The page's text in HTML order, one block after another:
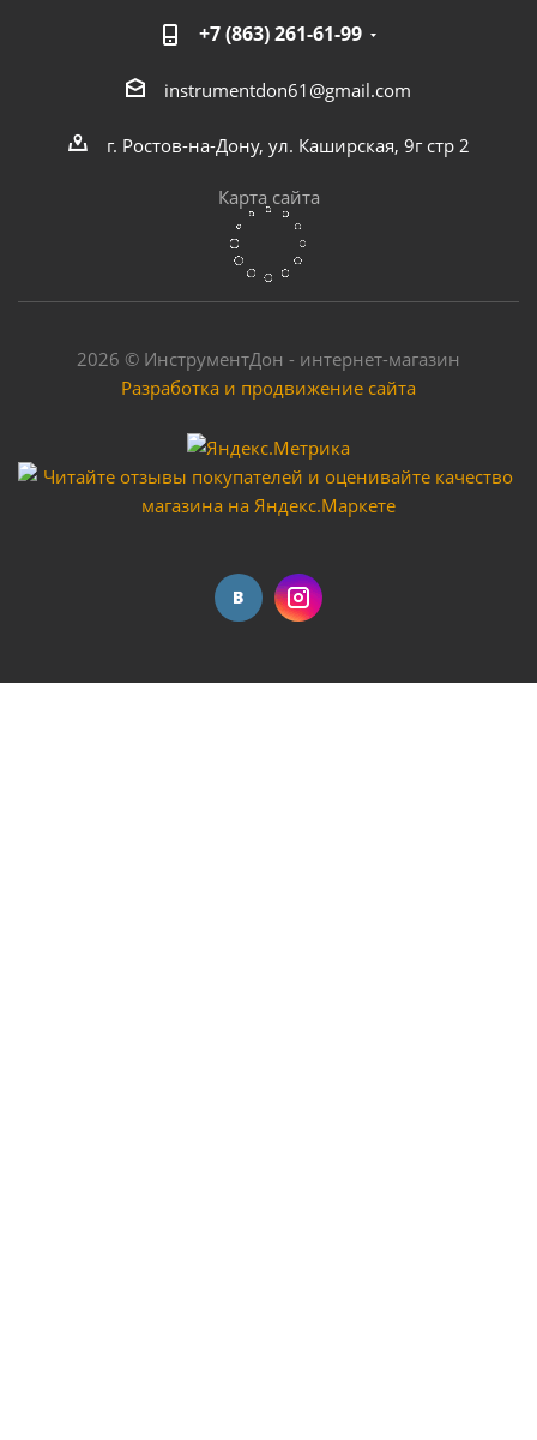
Вибратор для бетона глубинный FTL MVC-850
Вибратор для бетона BEV-1800 BRAIT (1800Вт, 2840
об/мин, вал в комплект не входит)
Мало
+7 (863) 261-61-99
instrumentdon61@gmail.com
г. Ростов-на-Дону, ул. Каширская, 9г стр 2
Карта сайта
2026 © ИнструментДон - интернет-магазин
Разработка и продвижение сайта